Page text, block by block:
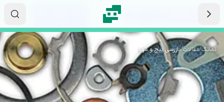
نماتک/مقالات/بازرسی پیچ و مهره